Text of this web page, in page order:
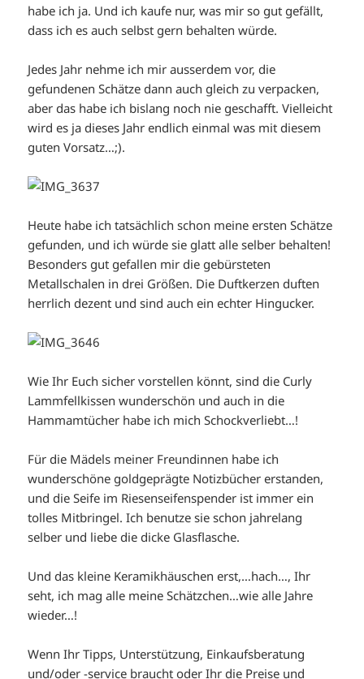
habe ich ja. Und ich kaufe nur, was mir so gut gefällt,
dass ich es auch selbst gern behalten würde.
Jedes Jahr nehme ich mir ausserdem vor, die
gefundenen Schätze dann auch gleich zu verpacken,
aber das habe ich bislang noch nie geschafft. Vielleicht
wird es ja dieses Jahr endlich einmal was mit diesem
guten Vorsatz…;).
Heute habe ich tatsächlich schon meine ersten Schätze
gefunden, und ich würde sie glatt alle selber behalten!
Besonders gut gefallen mir die gebürsteten
Metallschalen in drei Größen. Die Duftkerzen duften
herrlich dezent und sind auch ein echter Hingucker.
Wie Ihr Euch sicher vorstellen könnt, sind die Curly
Lammfellkissen wunderschön und auch in die
Hammamtücher habe ich mich Schockverliebt…!
Für die Mädels meiner Freundinnen habe ich
wunderschöne goldgeprägte Notizbücher erstanden,
und die Seife im Riesenseifenspender ist immer ein
tolles Mitbringel. Ich benutze sie schon jahrelang
selber und liebe die dicke Glasflasche.
Und das kleine Keramikhäuschen erst,…hach…, Ihr
seht, ich mag alle meine Schätzchen…wie alle Jahre
wieder…!
Wenn Ihr Tipps, Unterstützung, Einkaufsberatung
und/oder -service braucht oder Ihr die Preise und